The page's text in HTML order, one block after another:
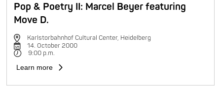
Pop & Poetry II: Marcel Beyer featuring
Move D.
Karlstorbahnhof Cultural Center, Heidelberg
14. October 2000
9:00 p.m.
Learn more